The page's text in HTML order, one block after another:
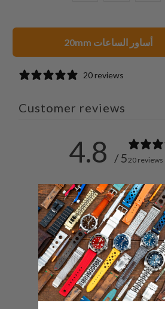
20mm أساور الساعات
20 reviews
Customer reviews
4.8 / 520 reviews
5
4
3
2
1